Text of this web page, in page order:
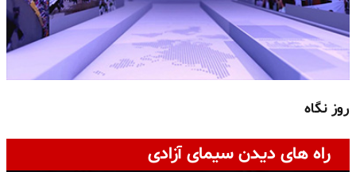
روز نگاه
راه های دیدن سیمای آزادی